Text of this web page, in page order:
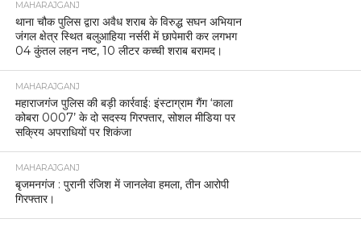
MAHARAJGANJ
थाना चौक पुलिस द्वारा अवैध शराब के विरुद्ध सघन अभियान
जंगल क्षेत्र स्थित बलुआहिया नर्सरी में छापेमारी कर लगभग
04 कुंतल लहन नष्ट, 10 लीटर कच्ची शराब बरामद।
MAHARAJGANJ
महाराजगंज पुलिस की बड़ी कार्रवाई: इंस्टाग्राम गैंग ‘काला
कोबरा 0007’ के दो सदस्य गिरफ्तार, सोशल मीडिया पर
सक्रिय अपराधियों पर शिकंजा
MAHARAJGANJ
बृजमनगंज : पुरानी रंजिश में जानलेवा हमला, तीन आरोपी
गिरफ्तार।